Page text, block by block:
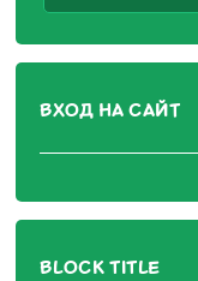
ВХОД НА САЙТ
BLOCK TITLE